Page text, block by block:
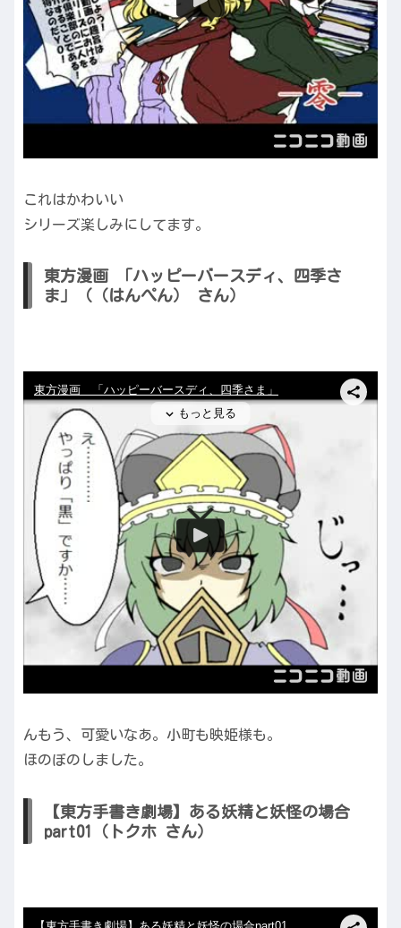
これはかわいい
シリーズ楽しみにしてます。
東方漫画 「ハッピーバースディ、四季さ
ま」（（はんぺん） さん）
んもう、可愛いなあ。小町も映姫様も。
ほのぼのしました。
【東方手書き劇場】ある妖精と妖怪の場合
part01（トクホ さん）